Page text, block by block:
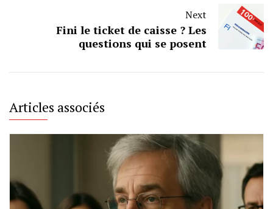
Next
Fini le ticket de caisse ? Les
questions qui se posent
Articles associés